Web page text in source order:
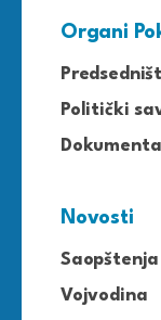
Organi
Politički
Dokumenta
Novosti
Vojvodina